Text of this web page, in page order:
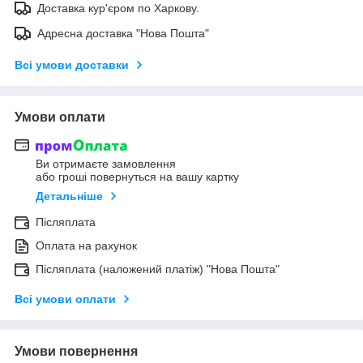
Доставка кур'єром по Харкову.
Адресна доставка "Нова Пошта"
Всі умови доставки
Умови оплати
Ви отримаєте замовлення
або гроші повернуться на вашу картку
Детальніше
Післяплата
Оплата на рахунок
Післяплата (наложений платіж) "Нова Пошта"
Всі умови оплати
Умови повернення